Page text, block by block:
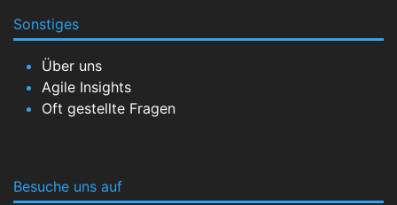
Sonstiges
Über uns
Agile Insights
Oft gestellte Fragen
Besuche uns auf